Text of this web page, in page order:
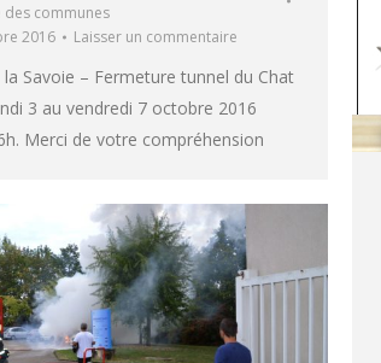
des communes
2016 Laisser un commentaire
Savoie – Fermeture tunnel du Chat
3 au vendredi 7 octobre 2016
Merci de votre compréhension